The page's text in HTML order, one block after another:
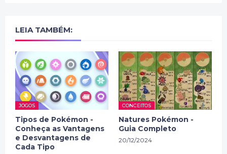
LEIA TAMBÉM:
JOGOS
Tipos de Pokémon -
Conheça as Vantagens
e Desvantagens de
Cada Tipo
CONCEITOS
Natures Pokémon -
Guia Completo
20/12/2024